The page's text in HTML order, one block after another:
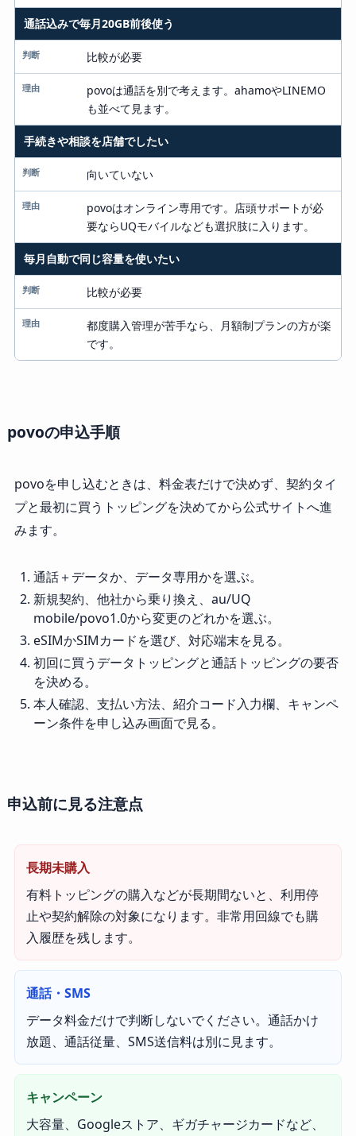
通話込みで毎月20GB前後使う
比較が必要
povoは通話を別で考えます。ahamoやLINEMO
も並べて見ます。
手続きや相談を店舗でしたい
向いていない
povoはオンライン専用です。店頭サポートが必
要ならUQモバイルなども選択肢に入ります。
毎月自動で同じ容量を使いたい
比較が必要
都度購入管理が苦手なら、月額制プランの方が楽
です。
povoの申込手順
povoを申し込むときは、料金表だけで決めず、契約タイ
プと最初に買うトッピングを決めてから公式サイトへ進
みます。
通話＋データか、データ専用かを選ぶ。
新規契約、他社から乗り換え、au/UQ
mobile/povo1.0から変更のどれかを選ぶ。
eSIMかSIMカードを選び、対応端末を見る。
初回に買うデータトッピングと通話トッピングの要否
を決める。
本人確認、支払い方法、紹介コード入力欄、キャンペ
ーン条件を申し込み画面で見る。
申込前に見る注意点
長期未購入
有料トッピングの購入などが長期間ないと、利用停
止や契約解除の対象になります。非常用回線でも購
入履歴を残します。
通話・SMS
データ料金だけで判断しないでください。通話かけ
放題、通話従量、SMS送信料は別に見ます。
キャンペーン
大容量、Googleストア、ギガチャージカードなど、